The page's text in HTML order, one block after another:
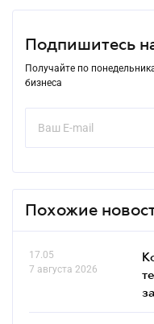
Подпишитесь
Получайте по
бизнеса
Похожие
17.05
7 августа 2026